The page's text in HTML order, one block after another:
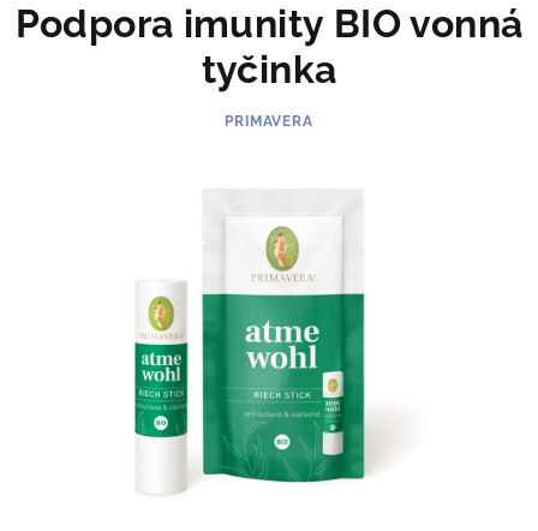
košík
Podpora imunity BIO vonná
tyčinka
PRIMAVERA